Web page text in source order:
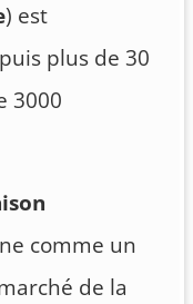
) est
plus de 30
3000
comme un
de la